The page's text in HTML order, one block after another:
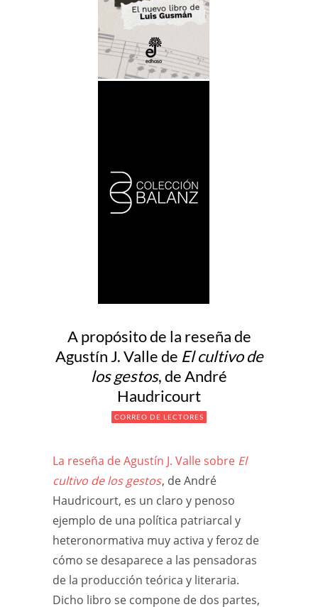
A propósito de la reseña de
Agustín J. Valle de El cultivo de
los gestos, de André
Haudricourt
CORREO DE LECTORES
La reseña de Agustín J. Valle sobre El
cultivo de los gestos, de André
Haudricourt, es un claro y penoso
ejemplo de una política patriarcal y
heteronormativa muy activa y feroz de
cómo se desaparece a las pensadoras
de la producción teórica y literaria.
Dicho libro se compone de dos partes,